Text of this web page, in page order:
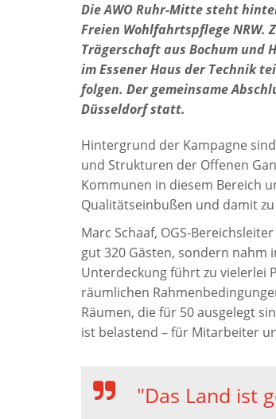
Die AWO Ruhr-Mitte steht
Freien Wohlfahrtspflege NRW.
Trägerschaft aus Bochum und
im Essener Haus der Technik
folgen. Der gemeinsame
Düsseldorf statt.
Hintergrund der Kampagne
und Strukturen der Offenen
Kommunen in diesem Bereich
Qualitätseinbußen und damit
Marc Schaaf, OGS-
gut 320 Gästen, sondern nahm
Unterdeckung führt zu vielerlei
räumlichen
Räumen, die für 50 ausgelegt
ist belastend – für Mitarbeiter
"Das Land ist